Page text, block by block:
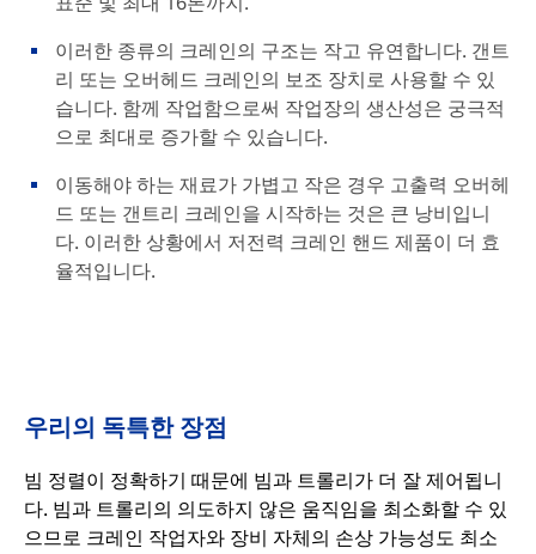
이러한 종류의 크레인의 구조는 작고 유연합니다. 갠트
리 또는 오버헤드 크레인의 보조 장치로 사용할 수 있
습니다. 함께 작업함으로써 작업장의 생산성은 궁극적
으로 최대로 증가할 수 있습니다.
이동해야 하는 재료가 가볍고 작은 경우 고출력 오버헤
드 또는 갠트리 크레인을 시작하는 것은 큰 낭비입니
다. 이러한 상황에서 저전력 크레인 핸드 제품이 더 효
율적입니다.
우리의 독특한 장점
빔 정렬이 정확하기 때문에 빔과 트롤리가 더 잘 제어됩니
다. 빔과 트롤리의 의도하지 않은 움직임을 최소화할 수 있
으므로 크레인 작업자와 장비 자체의 손상 가능성도 최소